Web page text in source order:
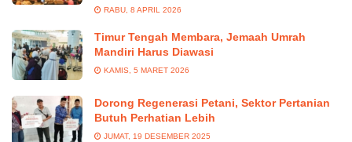
RABU, 8 APRIL 2026
Timur Tengah Membara, Jemaah Umrah
Mandiri Harus Diawasi
KAMIS, 5 MARET 2026
Dorong Regenerasi Petani, Sektor Pertanian
Butuh Perhatian Lebih
JUMAT, 19 DESEMBER 2025